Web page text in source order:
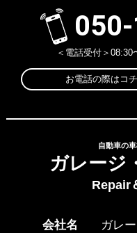
＜電話受付＞
お電話の際はコ
自動車の
ガレージ
Repair
会社名 ガレ